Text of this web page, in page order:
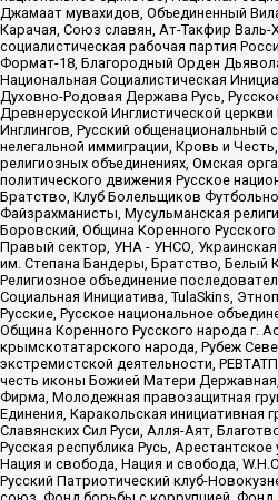
Джамаат мувахидов, Объединенный
Карачая, Союз славян, Ат-Такфир Валь-
социалистическая рабочая партия
Формат-18, Благородный Орден
Национальная Социалистическая
Духовно-Родовая Держава Русь,
Древнерусской Инглистической
Инглингов, Русский
нелегальной иммиграции, Кровь и
религиозных объединениях, Омская
политического движения Русское
Братство, Клуб Болельщиков
Файзрахманисты, Мусульманская
Боровский, Община Коренного
Правый сектор, УНА - УНСО, Украинская
им. Степана Бандеры, Братство, Белый
Религиозное объединение
Социальная Инициатива, TulaSkins,
Русские, Русское национальное
Община Коренного Русского народа г.
крымскотатарского народа, Рубеж
экстремистской деятельности,
честь иконы Божией Матери
Фирма, Молодежная правозащитная
Единения, Каракольская инициативная
Славянских Сил Руси, Алля-Аят,
Русская республика Русь,
Нация и свобода, Нация и свобода,
Русский Патриотический клуб-